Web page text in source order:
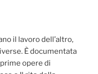
il lavoro dell’altro,
È documentata
opere di